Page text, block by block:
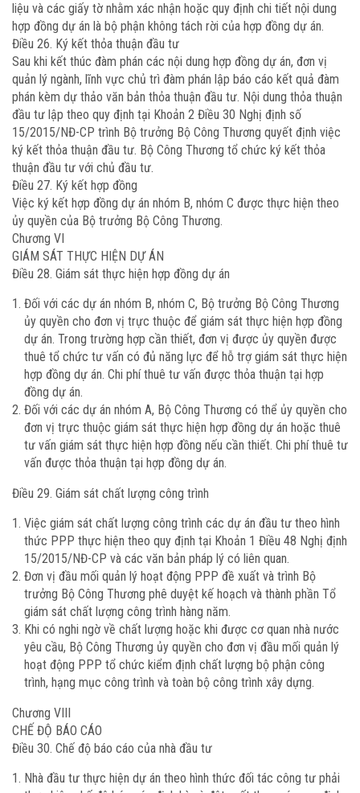
liệu và các giấy tờ nhằm xác nhận hoặc quy định chi tiết nội dung
hợp đồng dự án là bộ phận không tách rời của hợp đồng dự án.
Điều 26. Ký kết thỏa thuận đầu tư
Sau khi kết thúc đàm phán các nội dung hợp đồng dự án, đơn vị
quản lý ngành, lĩnh vực chủ trì đàm phán lập báo cáo kết quả đàm
phán kèm dự thảo văn bản thỏa thuận đầu tư. Nội dung thỏa thuận
đầu tư lập theo quy định tại Khoản 2 Điều 30 Nghị định số
15/2015/NĐ-CP trình Bộ trưởng Bộ Công Thương quyết định việc
ký kết thỏa thuận đầu tư. Bộ Công Thương tổ chức ký kết thỏa
thuận đầu tư với chủ đầu tư.
Điều 27. Ký kết hợp đồng
Việc ký kết hợp đồng dự án nhóm B, nhóm C được thực hiện theo
ủy quyền của Bộ trưởng Bộ Công Thương.
Chương VI
GIÁM SÁT THỰC HIỆN DỰ ÁN
Điều 28. Giám sát thực hiện hợp đồng dự án
Đối với các dự án nhóm B, nhóm C, Bộ trưởng Bộ Công Thương
ủy quyền cho đơn vị trực thuộc để giám sát thực hiện hợp đồng
dự án. Trong trường hợp cần thiết, đơn vị được ủy quyền được
thuê tổ chức tư vấn có đủ năng lực để hỗ trợ giám sát thực hiện
hợp đồng dự án. Chi phí thuê tư vấn được thỏa thuận tại hợp
đồng dự án.
Đối với các dự án nhóm A, Bộ Công Thương có thể ủy quyền cho
đơn vị trực thuộc giám sát thực hiện hợp đồng dự án hoặc thuê
tư vấn giám sát thực hiện hợp đồng nếu cần thiết. Chi phí thuê tư
vấn được thỏa thuận tại hợp đồng dự án.
Điều 29. Giám sát chất lượng công trình
Việc giám sát chất lượng công trình các dự án đầu tư theo hình
thức PPP thực hiện theo quy định tại Khoản 1 Điều 48 Nghị định
15/2015/NĐ-CP và các văn bản pháp lý có liên quan.
Đơn vị đầu mối quản lý hoạt động PPP đề xuất và trình Bộ
trưởng Bộ Công Thương phê duyệt kế hoạch và thành phần Tổ
giám sát chất lượng công trình hàng năm.
Khi có nghi ngờ về chất lượng hoặc khi được cơ quan nhà nước
yêu cầu, Bộ Công Thương ủy quyền cho đơn vị đầu mối quản lý
hoạt động PPP tổ chức kiểm định chất lượng bộ phận công
trình, hạng mục công trình và toàn bộ công trình xây dựng.
Chương VIII
CHẾ ĐỘ BÁO CÁO
Điều 30. Chế độ báo cáo của nhà đầu tư
Nhà đầu tư thực hiện dự án theo hình thức đối tác công tư phải